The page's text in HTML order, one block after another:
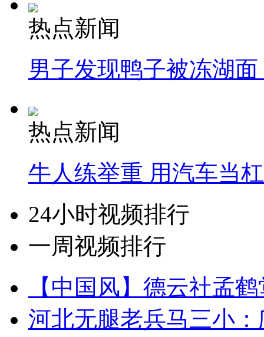
热点新闻
男子发现鸭子被冻湖
热点新闻
牛人练举重 用汽车当
24小时视频排行
一周视频排行
【中国风】德云社孟
河北无腿老兵马三小